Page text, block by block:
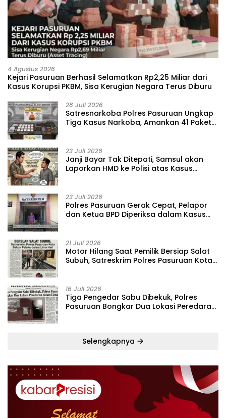
4 Agustus 2026
Kejari Pasuruan Berhasil Selamatkan Rp2,25 Miliar dari
Kasus Korupsi PKBM, Sisa Kerugian Negara Terus Diburu
28 Juli 2026
‎Satresnarkoba Polres Pasuruan Ungkap
Tiga Kasus Narkoba, Amankan 41 Paket
23 Juli 2026
‎Janji Bayar Tak Ditepati, Samsul akan
Laporkan HMD ke Polisi atas Kasus
23 Juli 2026
‎Polres Pasuruan Gerak Cepat, Pelapor
dan Ketua BPD Diperiksa dalam Kasus
21 Juli 2026
‎Motor Hilang Saat Pemilik Bersiap Salat
Subuh, Satreskrim Polres Pasuruan Kota
16 Juli 2026
Tiga Pengedar Sabu Dibekuk, Polres
Pasuruan Bongkar Dua Lokasi Peredaran
Selengkapnya